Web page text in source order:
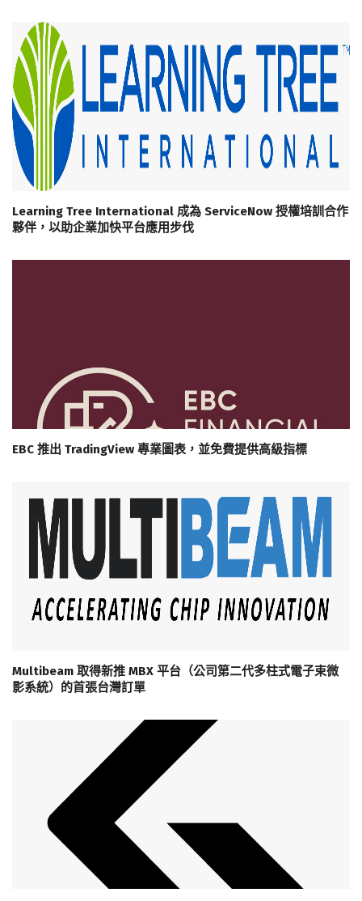
Learning Tree International 成為 ServiceNow 授權培訓合作
夥伴，以助企業加快平台應用步伐
EBC 推出 TradingView 專業圖表，並免費提供高級指標
Multibeam 取得新推 MBX 平台（公司第二代多柱式電子束微
影系統）的首張台灣訂單